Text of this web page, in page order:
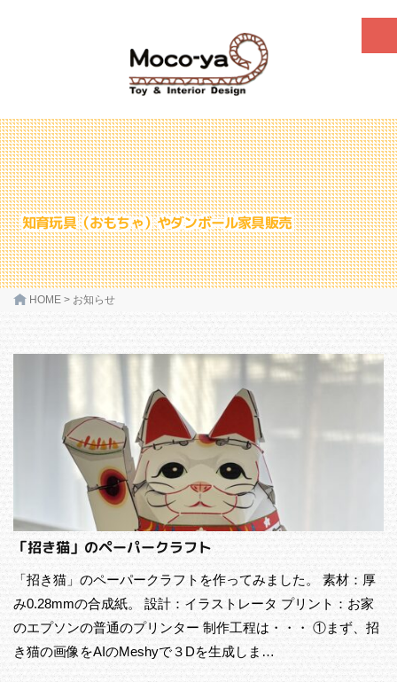
知育玩具（おもちゃ）やダンボール家具販売
HOME > お知らせ
「招き猫」のペーパークラフト
「招き猫」のペーパークラフトを作ってみました。 素材：厚
み0.28mmの合成紙。 設計：イラストレータ プリント：お家
のエプソンの普通のプリンター 制作工程は・・・ ①まず、招
き猫の画像をAIのMeshyで３Dを生成しま…